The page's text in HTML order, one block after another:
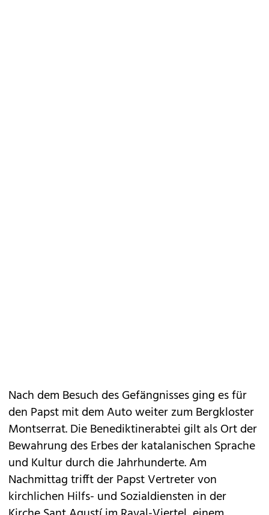
Nach dem Besuch des Gefängnisses ging es für
den Papst mit dem Auto weiter zum Bergkloster
Montserrat. Die Benediktinerabtei gilt als Ort der
Bewahrung des Erbes der katalanischen Sprache
und Kultur durch die Jahrhunderte. Am
Nachmittag trifft der Papst Vertreter von
kirchlichen Hilfs- und Sozialdiensten in der